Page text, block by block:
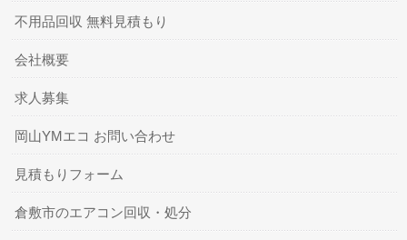
不用品回収 無料見積もり
会社概要
求人募集
岡山YMエコ お問い合わせ
見積もりフォーム
倉敷市のエアコン回収・処分